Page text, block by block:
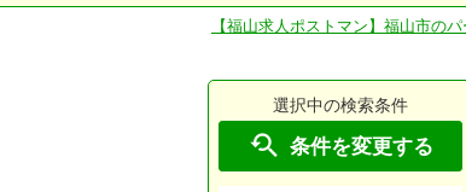
【福山求人ポストマン】福山市の
選択中の検索条件
 条件を変更する